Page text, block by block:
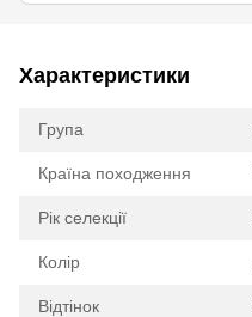
Характеристики
Група
Країна походження
Рік селекції
Колір
Відтінок